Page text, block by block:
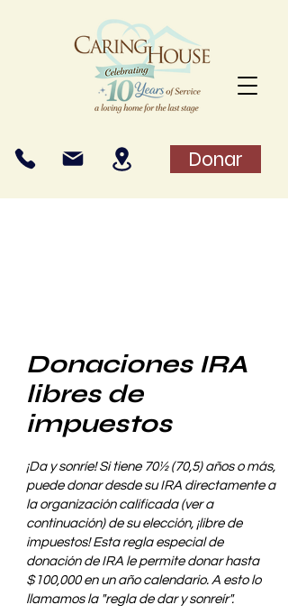
Donar
Donaciones IRA
libres de
impuestos
¡Da y sonríe! Si tiene 70½ (70,5) años o más,
puede donar desde su IRA directamente a
la organización calificada (ver a
continuación) de su elección, ¡libre de
impuestos! Esta regla especial de
donación de IRA le permite donar hasta
$100,000 en un año calendario. A esto lo
llamamos la "regla de dar y sonreír".